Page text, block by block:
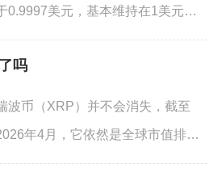
0.9997美元，基本维持在1美元的
定价格附
吗
波币（XRP）并不会消失，截至
年4月，它依然是全球市值排名
五的主流加密货币，其